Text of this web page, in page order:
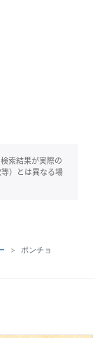
索結果が実際の
）とは異なる場
ポンチョ